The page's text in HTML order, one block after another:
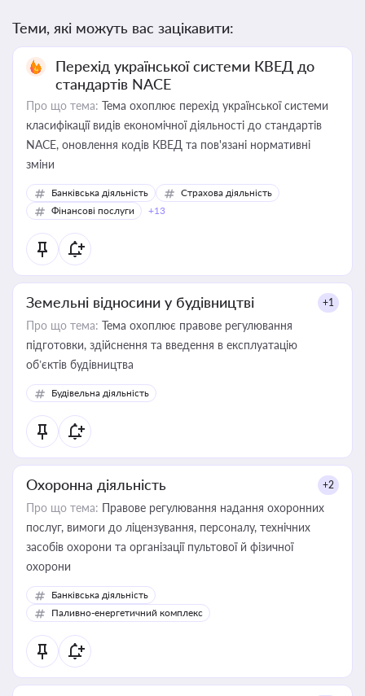
Теми, які можуть вас зацікавити:
Перехід української системи КВЕД до
стандартів NACE
Про що тема: Тема охоплює перехід української системи
класифікації видів економічної діяльності до стандартів
NACE, оновлення кодів КВЕД та пов'язані нормативні
зміни
Банківська діяльність
Страхова діяльність
Фінансові послуги
+13
Земельні відносини у будівництві +1
Про що тема: Тема охоплює правове регулювання
підготовки, здійснення та введення в експлуатацію
об’єктів будівництва
Будівельна діяльність
Охоронна діяльність +2
Про що тема: Правове регулювання надання охоронних
послуг, вимоги до ліцензування, персоналу, технічних
засобів охорони та організації пультової й фізичної
охорони
Банківська діяльність
Паливно-енергетичний комплекс